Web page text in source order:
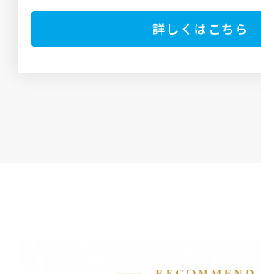
詳しくはこちら